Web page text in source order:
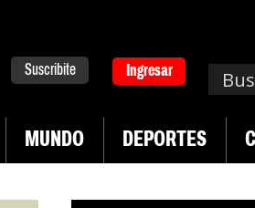
Suscribite Ingresar
MUNDO DEPORTES